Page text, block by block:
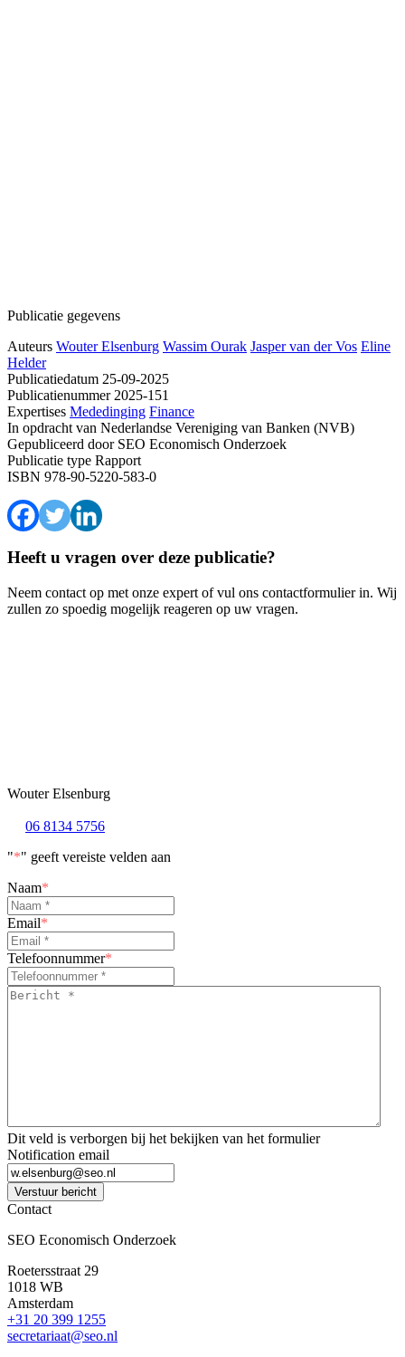
Publicatie gegevens
Auteurs Wouter Elsenburg Wassim Ourak Jasper van der Vos Eline
Helder
Publicatiedatum 25-09-2025
Publicatienummer2025-151
Expertises Mededinging Finance
In opdracht van Nederlandse Vereniging van Banken (NVB)
Gepubliceerd doorSEO Economisch Onderzoek
Publicatie type Rapport
ISBN 978-90-5220-583-0
Heeft u vragen over deze publicatie?
Neem contact op met onze expert of vul ons contactformulier in. Wij
zullen zo spoedig mogelijk reageren op uw vragen.
Wouter Elsenburg
06 8134 5756
"*" geeft vereiste velden aan
Naam*
Email*
Telefoonnummer*
Bericht
Dit veld is verborgen bij het bekijken van het formulier
Notification email
Verstuur bericht
Contact
SEO Economisch Onderzoek
Roetersstraat 29
1018 WB
Amsterdam
+31 20 399 1255
secretariaat@seo.nl